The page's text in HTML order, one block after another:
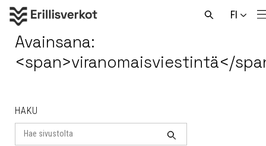
FI
Avaa
Avainsana:
<span>viranomaisviestintä</
HAKU
Search
for
Haku